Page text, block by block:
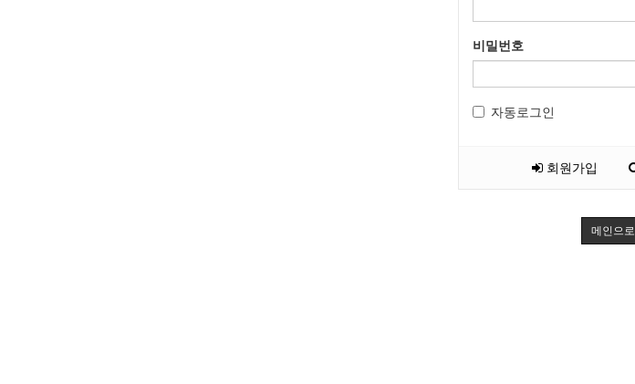
비밀번호
자동로그인
회원가입
메인으로